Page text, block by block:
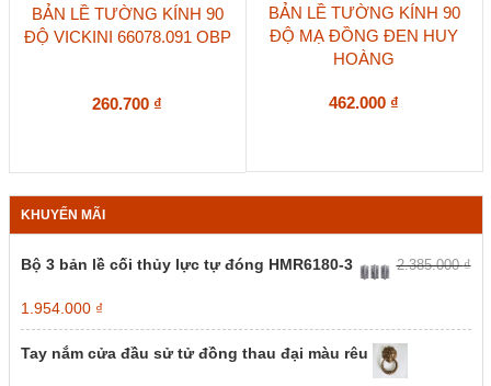
BẢN LỀ TƯỜNG KÍNH 90
ĐỘ VICKINI 66078.091 OBP
260.700 ₫
BẢN LỀ TƯỜNG KÍNH 90
ĐỘ MẠ ĐỒNG ĐEN HUY
HOÀNG
462.000 ₫
KHUYẾN MÃI
Bộ 3 bản lề cối thủy lực tự đóng HMR6180-3 2.385.000₫
Giá
gốc
là:
2.385.000 ₫.
1.954.000 ₫Giá
hiện
tại
Tay nắm cửa đầu sử tử đồng thau đại màu rêu